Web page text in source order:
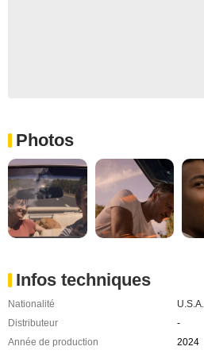
Photos
Infos techniques
Nationalité
U.S.A.
Distributeur
-
Année de production
2024